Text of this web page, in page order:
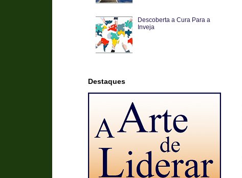
Descoberta a Cura Para a
Inveja
Destaques